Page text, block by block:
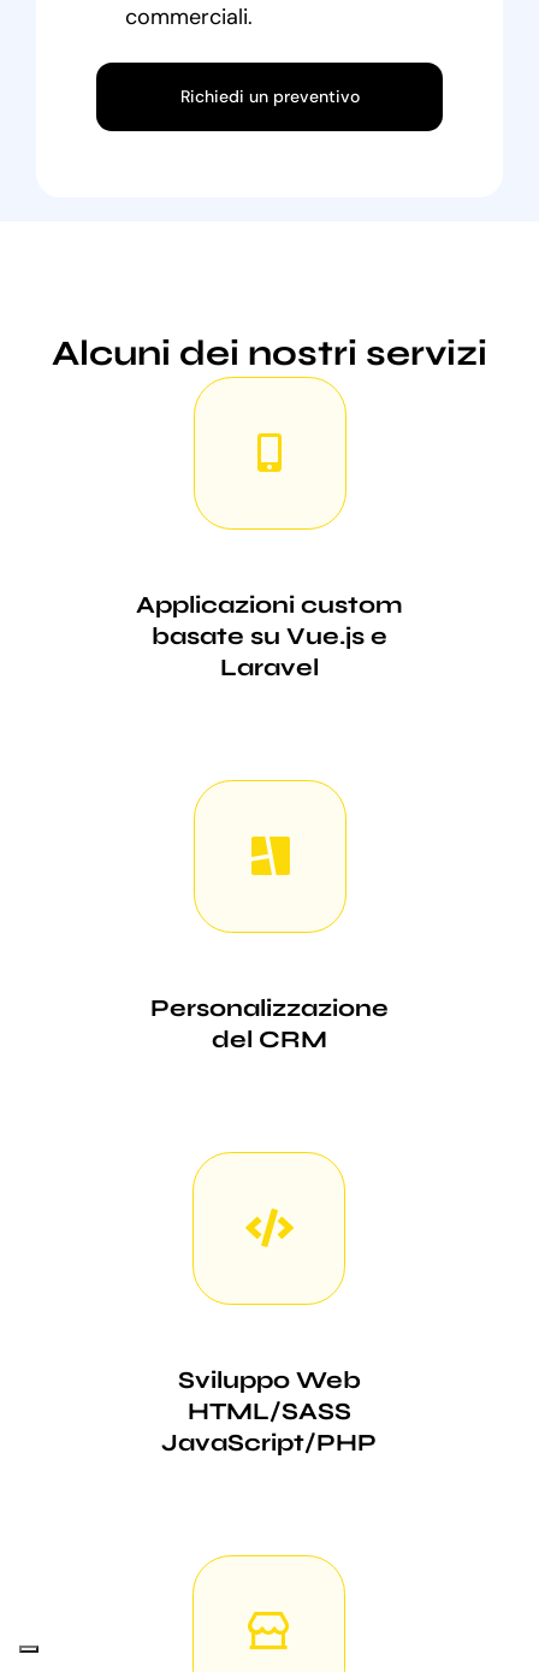
commerciali.
Richiedi un preventivo
Alcuni dei nostri servizi
Applicazioni custom
basate su Vue.js e
Laravel
Personalizzazione
del CRM
Sviluppo Web
HTML/SASS
JavaScript/PHP